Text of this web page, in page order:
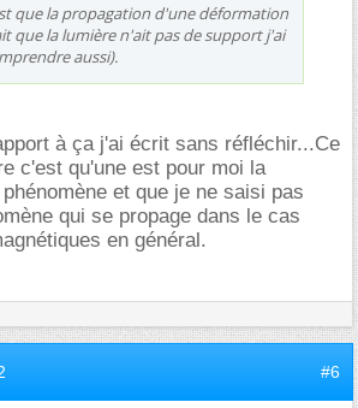
que la propagation d'une déformation
que la lumière n'ait pas de support j'ai
aussi).
à ça j'ai écrit sans réfléchir...Ce
c'est qu'une est pour moi la
et que je ne saisi pas
qui se propage dans le cas
en général.
#6